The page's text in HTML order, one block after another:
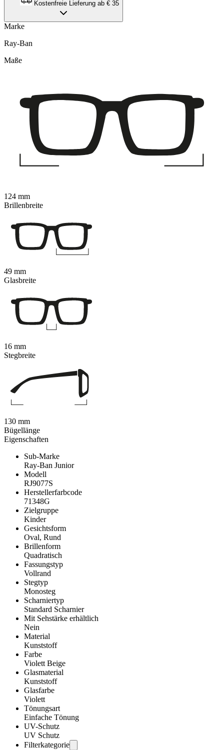
Kostenfreie Lieferung ab € 35
Marke
Ray-Ban
Eigenschaften
Sub-Marke
Ray-Ban Junior
Modell
RJ9077S
Herstellerfarbcode
71348G
Zielgruppe
Kinder
Gesichtsform
Oval, Rund
Brillenform
Quadratisch
Fassungstyp
Vollrand
Stegtyp
Monosteg
Scharniertyp
Standard Scharnier
Mit Sehstärke erhältlich
Nein
Material
Kunststoff
Farbe
Violett Beige
Glasmaterial
Kunststoff
Glasfarbe
Violett
Tönungsart
Einfache Tönung
UV-Schutz
UV Schutz
Filterkategorie
Maße
124 mm
Brillenbreite
49 mm
Glasbreite
16 mm
Stegbreite
130 mm
Bügellänge